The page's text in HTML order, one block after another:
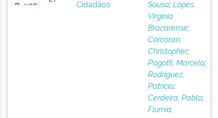
Cidadãos
Sousa;Lopes,
Virgínia
Bracarense;
Corcoran,
Christopher;
Pagotti, Marcelo;
Rodriguez,
Patricio;
Cerdeira, Pablo;
Flumia,